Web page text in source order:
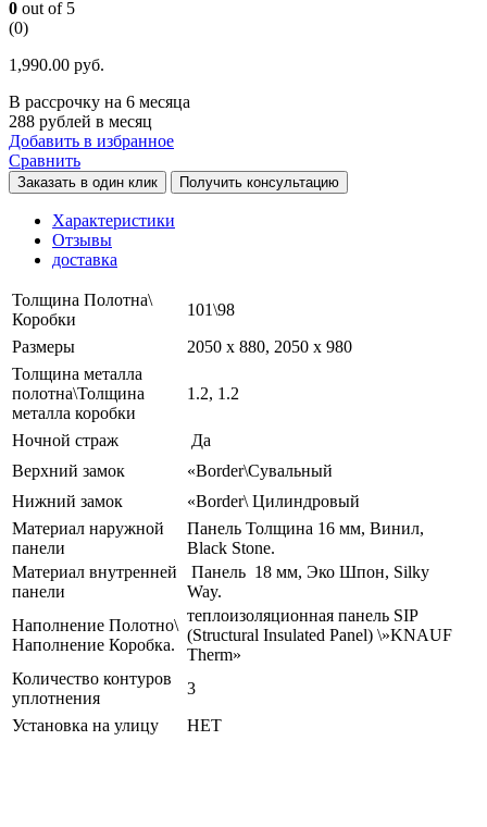
0 out of 5
(0)
1,990.00 руб.
В рассрочку на 6 месяца
288 рублей в месяц
Добавить в избранное
Сравнить
Заказать в один клик Получить консультацию
Характеристики
Отзывы
доставка
Толщина Полотна\
Коробки
101\98
Размеры
2050 х 880, 2050 х 980
Толщина металла
полотна\Толщина
металла коробки
1.2, 1.2
Ночной страж
Да
Верхний замок
«Border\Сувальный
Нижний замок
«Border\ Цилиндровый
Материал наружной
панели
Панель Толщина 16 мм, Винил,
Black Stone.
Материал внутренней
панели
Панель 18 мм, Эко Шпон, Silky
Way.
Наполнение Полотно\
Наполнение Коробка.
теплоизоляционная панель SIP
(Structural Insulated Panel) \»KNAUF
Therm»
Количество контуров
уплотнения
3
Установка на улицу
НЕТ